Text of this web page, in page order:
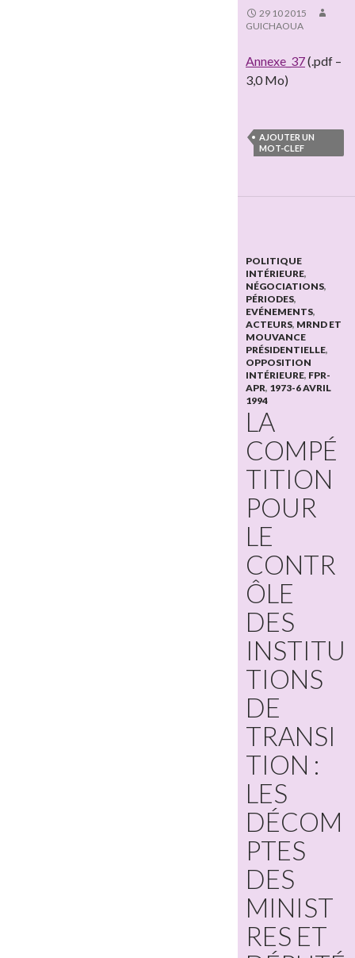
29 10 2015
GUICHAOUA
Annexe_37(.pdf –
3,0 Mo)
AJOUTER UN
MOT-CLEF
POLITIQUE
INTÉRIEURE,
NÉGOCIATIONS,
PÉRIODES,
EVÉNEMENTS,
ACTEURS, MRND ET
MOUVANCE
PRÉSIDENTIELLE,
OPPOSITION
INTÉRIEURE, FPR-
APR, 1973-6 AVRIL
1994
LA
COMPÉ
TITION
POUR
LE
CONTR
ÔLE
DES
INSTITU
TIONS
DE
TRANSI
TION :
LES
DÉCOM
PTES
DES
MINIST
RES ET